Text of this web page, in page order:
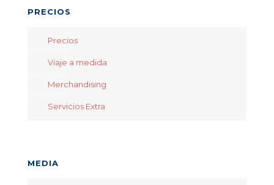
PRECIOS
Precios
Viaje a medida
Merchandising
Servicios Extra
MEDIA